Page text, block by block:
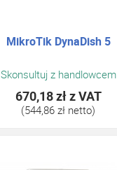
MikroTik DynaDish 5
Skonsultuj z handlowcem
670,18 złz VAT
(544,86 zł netto)